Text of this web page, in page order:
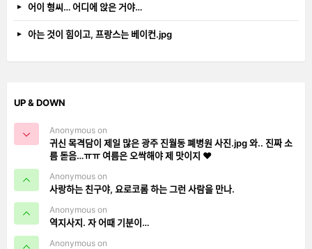
어이 형씨… 어디에 앉은 거야…
아는 것이 힘이고, 프랑스는 베이컨.jpg
UP & DOWN
Anonymous on
귀신 목격담이 제일 많은 광주 진월동 폐병원 사진.jpg 와.. 진짜 소
름 돋음…ㅠㅠ 여름은 오싹해야 제 맛이지 ❤️
Anonymous on
사랑하는 친구야, 요로코롬 하는 그런 사람을 만나.
Anonymous on
역지사지. 자 어때 기분이…
Anonymous on